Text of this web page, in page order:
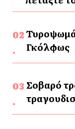
Γκόλφως
Σοβαρό